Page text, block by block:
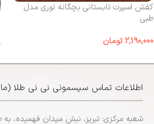
کفش اسپرت تابستانی بچگانه توری مدل
طبی
2,190,000 تومان
اطلاعات تماس سیسمونی نی نی طلا
شعبه مرکزی: تبریز، نبش میدان فهمیده،